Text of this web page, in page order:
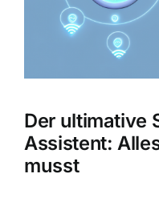
Der ultimative
Assistent:
musst